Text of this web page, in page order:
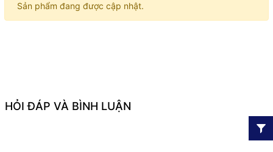
Sản phẩm đang được cập nhật.
HỎI ĐÁP VÀ BÌNH LUẬN